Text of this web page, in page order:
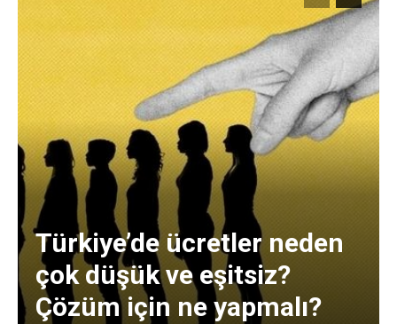
Türkiye’de ücretler neden
çok düşük ve eşitsiz?
Çözüm için ne yapmalı?